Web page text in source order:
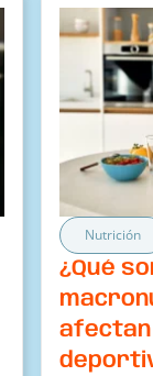
Nutrición
¿Qué